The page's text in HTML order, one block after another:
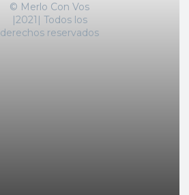
© Merlo Con Vos
|2021| Todos los
derechos reservados